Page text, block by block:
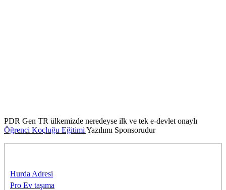
PDR Gen TR ülkemizde neredeyse ilk ve tek e-devlet onaylı
Öğrenci Koçluğu Eğitimi Yazılımı Sponsorudur
Hurda Adresi
Pro Ev taşıma